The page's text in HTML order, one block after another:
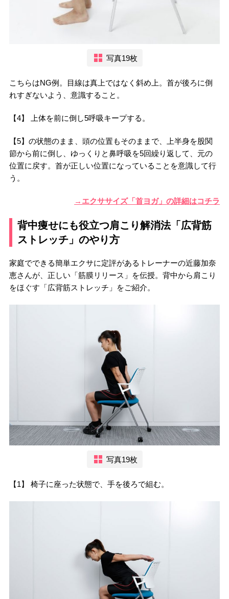
写真19枚
こちらはNG例。目線は真上ではなく斜め上。首が後ろに倒
れすぎないよう、意識すること。
【4】 上体を前に倒し5呼吸キープする。
【5】の状態のまま、頭の位置もそのままで、上半身を股関
節から前に倒し、ゆっくりと鼻呼吸を5回繰り返して、元の
位置に戻す。首が正しい位置になっていることを意識して行
う。
→エクササイズ「首ヨガ」の詳細はコチラ
背中痩せにも役立つ肩こり解消法「広背筋
ストレッチ」のやり方
家庭でできる簡単エクサに定評があるトレーナーの近藤加奈
恵さんが、正しい「筋膜リリース」を伝授。背中から肩こり
をほぐす「広背筋ストレッチ」をご紹介。
写真19枚
【1】 椅子に座った状態で、手を後ろで組む。